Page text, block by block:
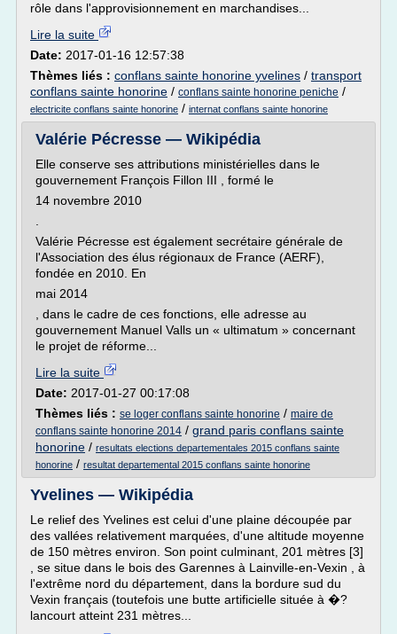
rôle dans l'approvisionnement en marchandises...
Lire la suite
Date: 2017-01-16 12:57:38
Thèmes liés : conflans sainte honorine yvelines / transport
conflans sainte honorine / conflans sainte honorine peniche /
electricite conflans sainte honorine / internat conflans sainte honorine
Valérie Pécresse — Wikipédia
Elle conserve ses attributions ministérielles dans le
gouvernement François Fillon III , formé le
14 novembre 2010
Valérie Pécresse est également secrétaire générale de
l'Association des élus régionaux de France (AERF),
fondée en 2010. En
mai 2014
, dans le cadre de ces fonctions, elle adresse au
gouvernement Manuel Valls un « ultimatum » concernant
le projet de réforme...
Lire la suite
Date: 2017-01-27 00:17:08
Thèmes liés : se loger conflans sainte honorine / maire de
conflans sainte honorine 2014 / grand paris conflans sainte
honorine / resultats elections departementales 2015 conflans sainte
honorine / resultat departemental 2015 conflans sainte honorine
Yvelines — Wikipédia
Le relief des Yvelines est celui d'une plaine découpée par
des vallées relativement marquées, d'une altitude moyenne
de 150 mètres environ. Son point culminant, 201 mètres [3]
, se situe dans le bois des Garennes à Lainville-en-Vexin , à
l'extrême nord du département, dans la bordure sud du
Vexin français (toutefois une butte artificielle située à �?
lancourt atteint 231 mètres...